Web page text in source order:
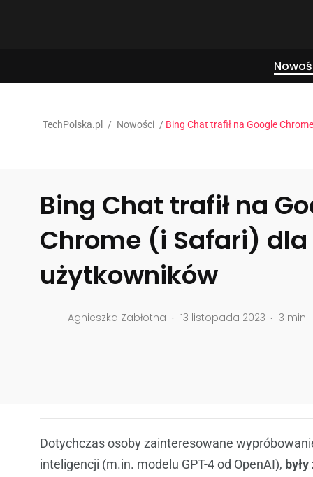
TechPolska.pl / Nowości / Bing Chat trafił na Google
Bing Chat trafił na
Chrome (i Safari)
użytkowników
Agnieszka Zabłotna . 13 listopada 2023 . 3 min
Dotychczas osoby zainteresowane
inteligencji (m.in. modelu GPT-4 od OpenAI),